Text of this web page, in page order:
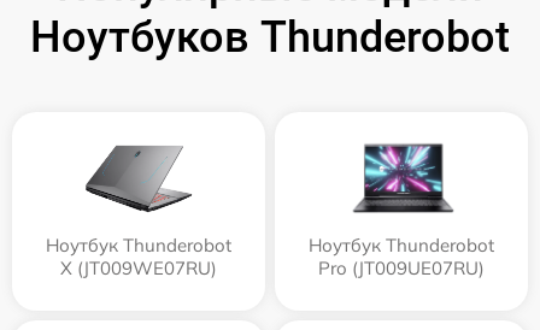
Ноутбуков Thunderobot
Ноутбук Thunderobot
X (JT009WE07RU)
Ноутбук Thunderobot
Pro (JT009UE07RU)